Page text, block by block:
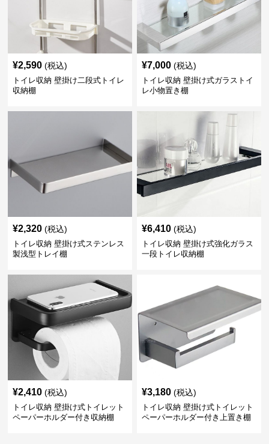
¥2,590 (税込)
トイレ収納 壁掛け二段式トイレ
収納棚
¥7,000 (税込)
トイレ収納 壁掛け式ガラストイ
レ小物置き棚
¥2,320 (税込)
トイレ収納 壁掛け式ステンレス
製浅型トレイ棚
¥6,410 (税込)
トイレ収納 壁掛け式強化ガラス
一段トイレ収納棚
¥2,410 (税込)
トイレ収納 壁掛け式トイレット
ペーパーホルダー付き収納棚
¥3,180 (税込)
トイレ収納 壁掛け式トイレット
ペーパーホルダー付き上置き棚